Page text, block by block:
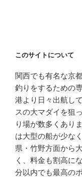
このサイトについて
関西でも有名な京
釣りをするための
港より日々出航し
スの大マダイを狙
り場が数多くあり
は大型の船が少な
県・竹野方面から
く、料金も割高に
分以内でも最高の